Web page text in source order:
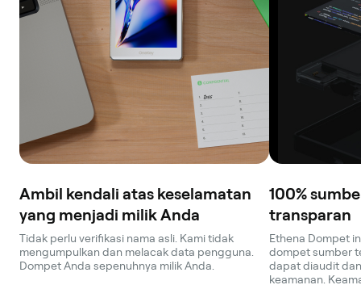
Ambil kendali atas keselamatan
yang menjadi milik Anda
Tidak perlu verifikasi nama asli. Kami tidak
mengumpulkan dan melacak data pengguna.
Dompet Anda sepenuhnya milik Anda.
100%
transparan
Ethena Dompet
dompet sumber
dapat diaudit
keamanan.